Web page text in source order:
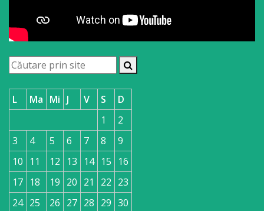
Contacte
L Ma Mi J V S
D
1
2
3
4 5 6 7 8
9
10
11 12 13 14 15
16
17 18 19 20 21 22 23
24 25 26 27 28 29 30